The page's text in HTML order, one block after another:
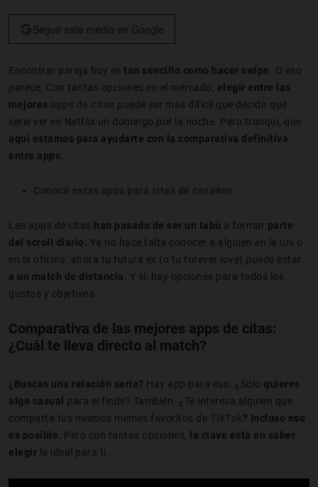
Seguir este medio en Google
Encontrar pareja hoy es tan sencillo como hacer swipe . O eso
parece. Con tantas opciones en el mercado, elegir entre las
mejores apps de citas puede ser más difícil que decidir qué
serie ver en Netflix un domingo por la noche. Pero tranqui, que
aquí estamos para ayudarte con la comparativa definitiva
entre apps.
Conoce estas apps para citas de casados
Las apps de citas han pasado de ser un tabú a formar parte
del scroll diario. Ya no hace falta conocer a alguien en la uni o
en la oficina: ahora tu futura ex (o tu forever love) puede estar
a un match de distancia . Y sí, hay opciones para todos los
gustos y objetivos.
Comparativa de las mejores apps de citas:
¿Cuál te lleva directo al match?
¿Buscas una relación seria? Hay app para eso. ¿Solo quieres
algo casual
para el finde? También. ¿Te interesa alguien que
comparta tus mismos memes favoritos de TikTok? Incluso eso
es posible. Pero con tantas opciones,
la clave está en saber
elegir la ideal para ti.